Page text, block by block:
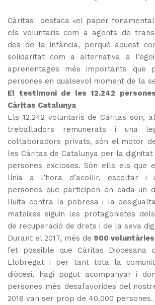
Càritas destaca «el paper
els voluntaris com a agents de
des de la infància, perquè aquest
solidaritat com a alternativa a
aprenentages més importants que
persones en qualsevol moment de la
El testimoni de les 12.242
Càritas Catalunya
Els 12.242 voluntaris de Càritas són,
treballadors remunerats i una
col·laboradors privats, són el motor
les Càritas de Catalunya per la
persones excloses. Són ells els que
línia a l’hora d’acollir, escoltar i
persones que participen en cada un
lluita contra la pobresa i la
mateixes siguin les protagonistes
de recuperació de drets i de la seva
Durant el 2017, més de 900
fet possible que Càritas Diocesana
Llobregat i per tant tota la
diòcesi, hagi pogut acompanyar i
persones més desafavorides del
2016 van ser prop de 40.000 persones.